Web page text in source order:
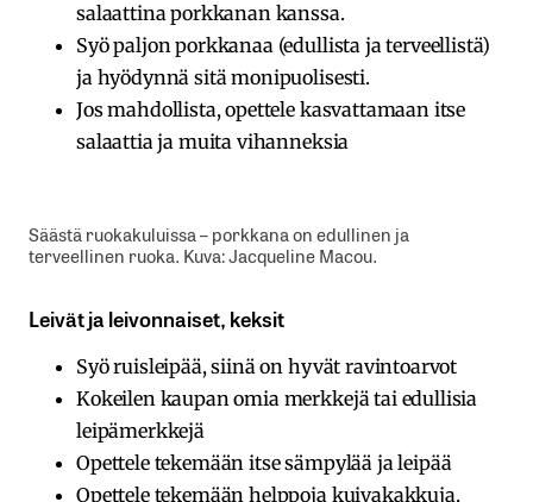
salaattina porkkanan kanssa.
Syö paljon porkkanaa (edullista ja terveellistä)
ja hyödynnä sitä monipuolisesti.
Jos mahdollista, opettele kasvattamaan itse
salaattia ja muita vihanneksia
Säästä ruokakuluissa – porkkana on edullinen ja
terveellinen ruoka. Kuva: Jacqueline Macou.
Leivät ja leivonnaiset, keksit
Syö ruisleipää, siinä on hyvät ravintoarvot
Kokeilen kaupan omia merkkejä tai edullisia
leipämerkkejä
Opettele tekemään itse sämpylää ja leipää
Opettele tekemään helppoja kuivakakkuja,